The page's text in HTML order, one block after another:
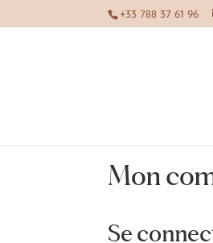
+33 788 37 61 96
Mon
Se